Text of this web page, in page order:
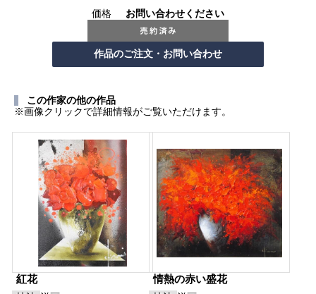
価格 お問い合わせください
この作家の他の作品
※画像クリックで詳細情報がご覧いただけます。
紅花 情熱の赤い盛花